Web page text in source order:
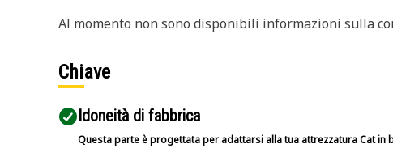
Al momento non sono disponibili informazioni sulla
Chiave
Idoneità di fabbrica
Questa parte è progettata per adattarsi alla tua attrezzatura Cat